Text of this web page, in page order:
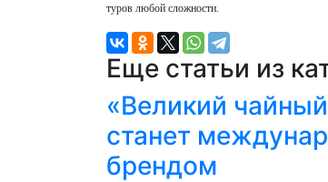
туров любой сложности.
Еще статьи из
«Великий
станет
брендом